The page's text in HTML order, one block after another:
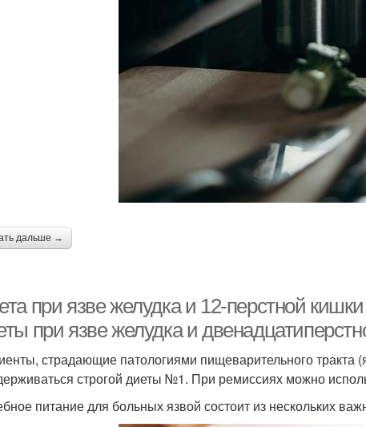
дальше →
при язве желудка и 12-перстной
при язве желудка и
страдающие патологиями пищеварительного тракта
строгой диеты №1. При ремиссиях можно
питание для больных язвой состоит из нескольких